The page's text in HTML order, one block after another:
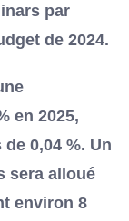
par
de 2024.
en 2025,
0,04 %. Un
sera alloué
environ 8